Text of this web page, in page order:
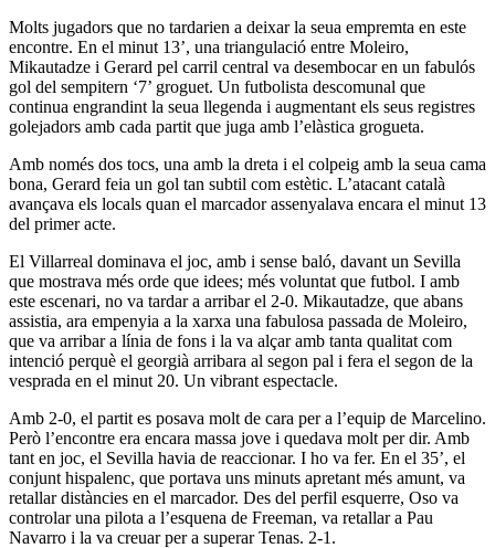
Molts jugadors que no tardarien a deixar la seua empremta en este
encontre. En el minut 13’, una triangulació entre Moleiro,
Mikautadze i Gerard pel carril central va desembocar en un fabulós
gol del sempitern ‘7’ groguet. Un futbolista descomunal que
continua engrandint la seua llegenda i augmentant els seus registres
golejadors amb cada partit que juga amb l’elàstica grogueta.
Amb només dos tocs, una amb la dreta i el colpeig amb la seua cama
bona, Gerard feia un gol tan subtil com estètic. L’atacant català
avançava els locals quan el marcador assenyalava encara el minut 13
del primer acte.
El Villarreal dominava el joc, amb i sense baló, davant un Sevilla
que mostrava més orde que idees; més voluntat que futbol. I amb
este escenari, no va tardar a arribar el 2-0. Mikautadze, que abans
assistia, ara empenyia a la xarxa una fabulosa passada de Moleiro,
que va arribar a línia de fons i la va alçar amb tanta qualitat com
intenció perquè el georgià arribara al segon pal i fera el segon de la
vesprada en el minut 20. Un vibrant espectacle.
Amb 2-0, el partit es posava molt de cara per a l’equip de Marcelino.
Però l’encontre era encara massa jove i quedava molt per dir. Amb
tant en joc, el Sevilla havia de reaccionar. I ho va fer. En el 35’, el
conjunt hispalenc, que portava uns minuts apretant més amunt, va
retallar distàncies en el marcador. Des del perfil esquerre, Oso va
controlar una pilota a l’esquena de Freeman, va retallar a Pau
Navarro i la va creuar per a superar Tenas. 2-1.